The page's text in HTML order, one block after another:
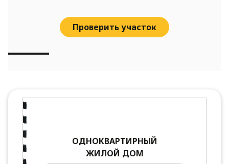
Проверить участок
ОДНОКВАРТИРНЫЙ
ЖИЛОЙ ДОМ